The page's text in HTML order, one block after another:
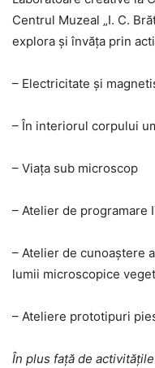
Centrul Muzeal „I. C.
explora și învăța prin
– Electricitate și
– În interiorul corpului
– Viața sub microscop
– Atelier de programare
– Atelier de cunoaștere
lumii microscopice
– Ateliere prototipuri
În plus față de